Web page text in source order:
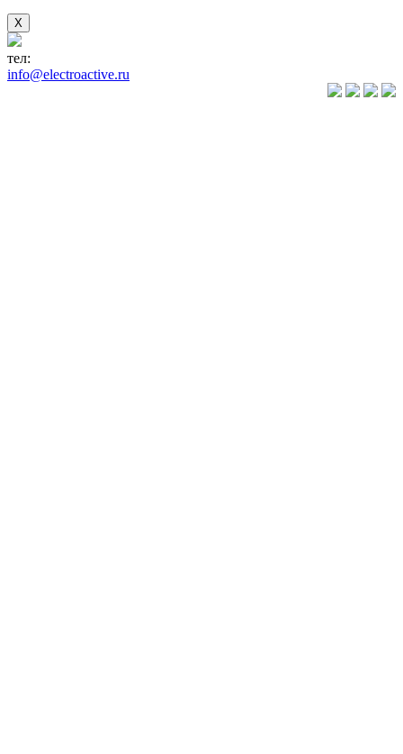
X
тел:
info@electroactive.ru